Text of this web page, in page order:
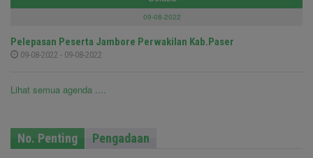
09-08-2022
Pelepasan Peserta Jambore Perwakilan Kab.Paser
09-08-2022 - 09-08-2022
Lihat semua agenda ....
No. Penting Pengadaan